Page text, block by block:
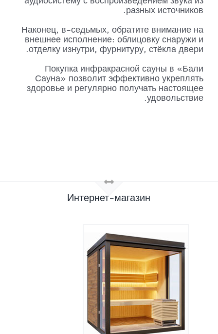
разных источников.
Наконец, в-седьмых, обратите внимание на
внешнее исполнение: облицовку снаружи и
отделку изнутри, фурнитуру, стёкла двери.
Покупка инфракрасной сауны в «Бали
Сауна» позволит эффективно укреплять
здоровье и регулярно получать настоящее
удовольствие.
Интернет-магазин